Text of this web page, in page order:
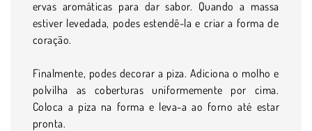
ervas aromáticas para dar sabor. Quando a massa
estiver levedada, podes estendê-la e criar a forma de
coração.
Finalmente, podes decorar a piza. Adiciona o molho e
polvilha as coberturas uniformemente por cima.
Coloca a piza na forma e leva-a ao forno até estar
pronta.